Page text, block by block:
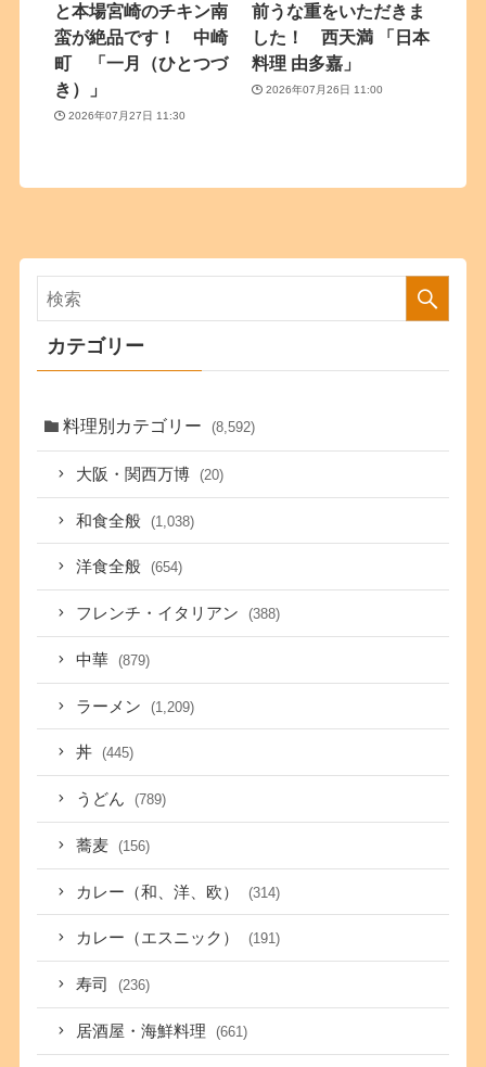
と本場宮崎のチキン南
蛮が絶品です！ 中崎
町 「一月（ひとつづ
き）」
2026年07月27日 11:30
前うな重をいただきま
した！ 西天満 「日本
料理 由多嘉」
2026年07月26日 11:00
カテゴリー
料理別カテゴリー (8,592)
大阪・関西万博 (20)
和食全般 (1,038)
洋食全般 (654)
フレンチ・イタリアン (388)
中華 (879)
ラーメン (1,209)
丼 (445)
うどん (789)
蕎麦 (156)
カレー（和、洋、欧） (314)
カレー（エスニック） (191)
寿司 (236)
居酒屋・海鮮料理 (661)